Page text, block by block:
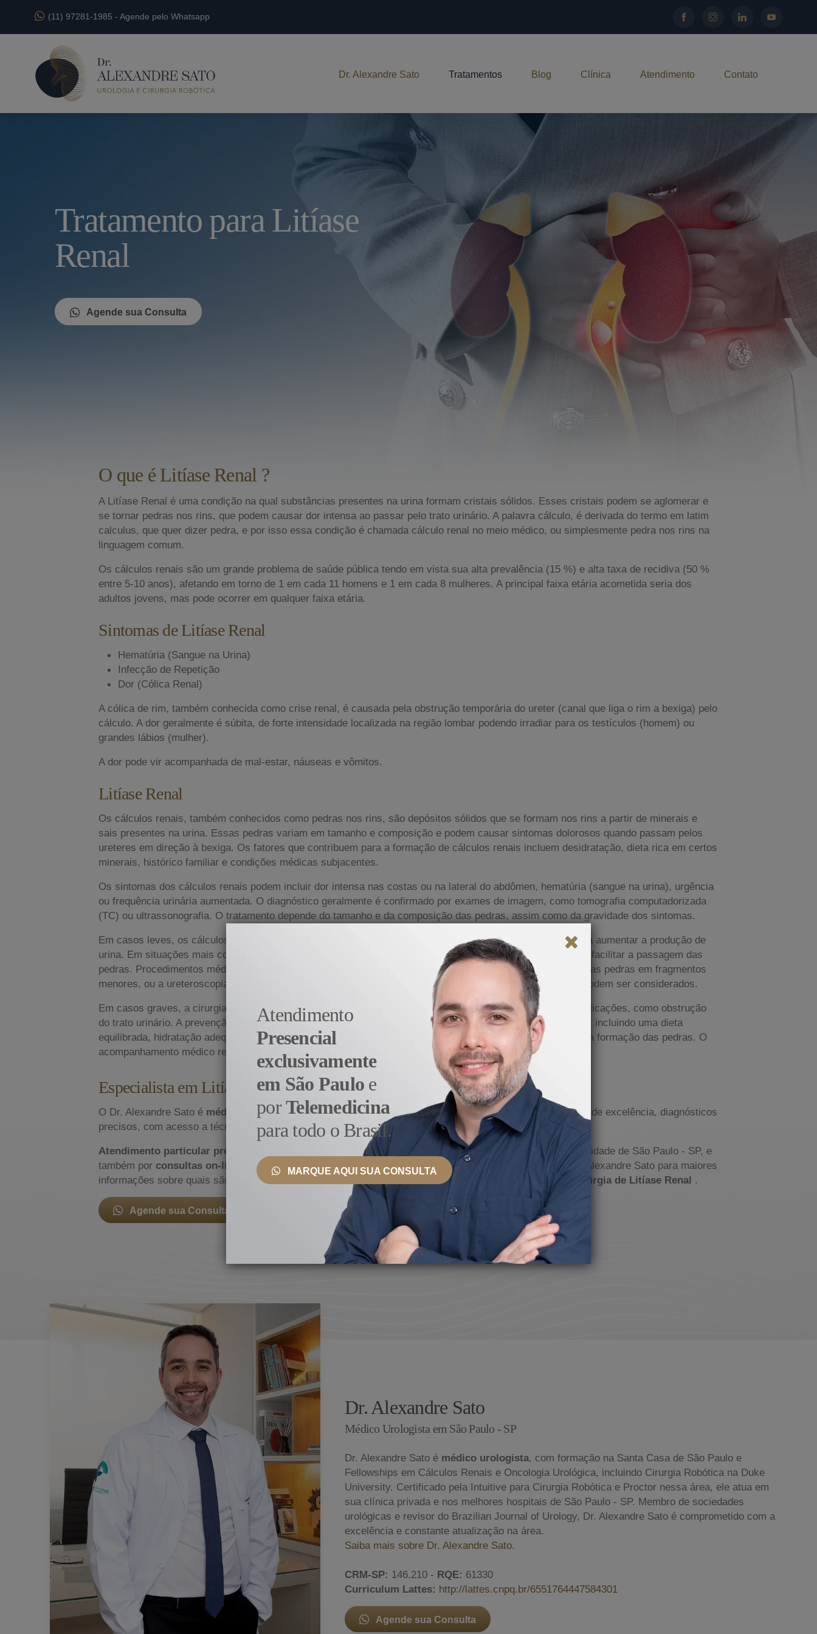
(11) 97281-1985 - Agende pelo Whatsapp
Dr. Alexandre Sato Tratamentos Blog Clínica Atendimento Contato
Tratamento para Litíase
Renal
Agende sua Consulta
O que é Litíase Renal ?
A Litíase Renal é uma condição na qual substâncias presentes na urina formam cristais sólidos. Esses cristais podem se aglomerar e
se tornar pedras nos rins, que podem causar dor intensa ao passar pelo trato urinário. A palavra cálculo, é derivada do termo em latim
calculus, que quer dizer pedra, e por isso essa condição é chamada cálculo renal no meio médico, ou simplesmente pedra nos rins na
linguagem comum.
Os cálculos renais são um grande problema de saúde pública tendo em vista sua alta prevalência (15 %) e alta taxa de recidiva (50 %
entre 5-10 anos), afetando em torno de 1 em cada 11 homens e 1 em cada 8 mulheres. A principal faixa etária acometida seria dos
adultos jovens, mas pode ocorrer em qualquer faixa etária.
Sintomas de Litíase Renal
Hematúria (Sangue na Urina)
Infecção de Repetição
Dor (Cólica Renal)
A cólica de rim, também conhecida como crise renal, é causada pela obstrução temporária do ureter (canal que liga o rim a bexiga) pelo
cálculo. A dor geralmente é súbita, de forte intensidade localizada na região lombar podendo irradiar para os testículos (homem) ou
grandes lábios (mulher).
A dor pode vir acompanhada de mal-estar, náuseas e vômitos.
Litíase Renal
Os cálculos renais, também conhecidos como pedras nos rins, são depósitos sólidos que se formam nos rins a partir de minerais e
sais presentes na urina. Essas pedras variam em tamanho e composição e podem causar sintomas dolorosos quando passam pelos
ureteres em direção à bexiga. Os fatores que contribuem para a formação de cálculos renais incluem desidratação, dieta rica em certos
minerais, histórico familiar e condições médicas subjacentes.
Os sintomas dos cálculos renais podem incluir dor intensa nas costas ou na lateral do abdômen, hematúria (sangue na urina), urgência
ou frequência urinária aumentada. O diagnóstico geralmente é confirmado por exames de imagem, como tomografia computadorizada
(TC) ou ultrassonografia. O tratamento depende do tamanho e da composição das pedras, assim como da gravidade dos sintomas.
Em casos leves, os cálculos renais podem ser eliminados naturalmente através da ingestão de líquidos para aumentar a produção de
urina. Em situações mais complexas ou dolorosas, podem ser prescritos analgésicos e medicamentos para facilitar a passagem das
pedras. Procedimentos médicos, como a litotripsia extracorpórea por ondas de choque (LEOC), que quebra as pedras em fragmentos
menores, ou a ureteroscopia, que utiliza um instrumento fino para remover ou quebrar as pedras, também podem ser considerados.
Em casos graves, a cirurgia pode ser necessária para remover cálculos renais maiores ou para tratar complicações, como obstrução
do trato urinário. A prevenção de cálculos renais geralmente envolve a adoção de hábitos de vida saudáveis, incluindo uma dieta
equilibrada, hidratação adequada e controle de condições médicas subjacentes que possam contribuir para a formação das pedras. O
acompanhamento médico regular é crucial para gerenciar a condição e prevenir recorrências.
Especialista em Litíase Renal
O Dr. Alexandre Sato é médico especialista em Litíase Renal, que se diferencia por oferecer atendimento de excelência, diagnósticos
precisos, com acesso a técnicas cirúrgicas modernas e tecnologia de ponta.
Atendimento particular presencial
no consultório da Rua Borges Lagoa, um importante polo de saúde na cidade de São Paulo - SP, e
também por consultas on-line, a pacientes em todo o Brasil e exterior. Agende uma consulta com o Dr. Alexandre Sato para maiores
informações sobre quais são os tratamentos mais indicados para o seu caso, procedimentos e valor da
Cirurgia de Litíase Renal .
Agende sua Consulta
Dr. Alexandre Sato
Médico Urologista em São Paulo - SP
Dr. Alexandre Sato é médico urologista, com formação na Santa Casa de São Paulo e
Fellowships em Cálculos Renais e Oncologia Urológica, incluindo Cirurgia Robótica na Duke
University. Certificado pela Intuitive para Cirurgia Robótica e Proctor nessa área, ele atua em
sua clínica privada e nos melhores hospitais de São Paulo - SP. Membro de sociedades
urológicas e revisor do Brazilian Journal of Urology, Dr. Alexandre Sato é comprometido com a
excelência e constante atualização na área.
Saiba mais sobre Dr. Alexandre Sato.
CRM-SP: 146.210 - RQE: 61330
Curriculum Lattes: http://lattes.cnpq.br/6551764447584301
Agende sua Consulta
Atendimento
Presencial
exclusivamente
em São Paulo e
porTelemedicina
para todo o Brasil.
MARQUE AQUI SUA CONSULTA